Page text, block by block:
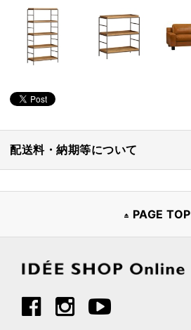
配送料・納期等について
PAGE TOP